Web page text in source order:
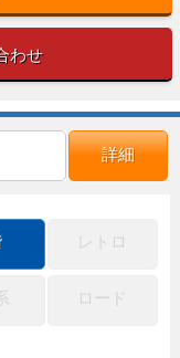
わせ
詳細
レトロ
ロード